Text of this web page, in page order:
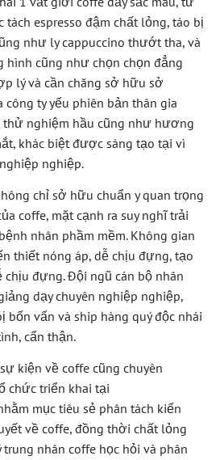
tách espresso đậm chất lỏng, táo bị
như ly cappuccino thướt tha, và
hình cũng như chọn chọn đẳng
lý và cần chăng sở hữu sở
ty yếu phiên bản thân gia
nghiệm hầu cũng như hương
khác biệt được sáng tạo tại vì
nghiệp.
chỉ sở hữu chuẩn y quan trọng
coffe, mặt cạnh ra suy nghĩ trải
nhân phầm mềm. Không gian
thiết nóng áp, dễ chịu đựng, tạo
đựng. Đội ngũ cán bộ nhân
dạy chuyên nghiệp nghiệp,
bốn vấn và ship hàng quý độc nhái
cẩn thận.
kiện về coffe cũng chuyên
chức triển khai tại
mục tiêu sẻ phân tách kiến
về coffe, đồng thời chất lỏng
nhân coffe học hỏi và phân